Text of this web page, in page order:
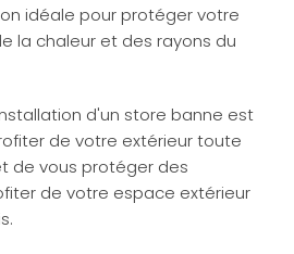
idéale pour protéger votre
la chaleur et des rayons du
d'un store banne est
de votre extérieur toute
de vous protéger des
de votre espace extérieur